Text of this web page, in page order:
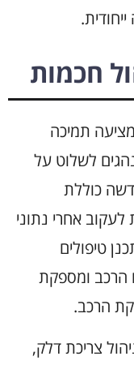
חכמות
ה-Hyundai Elantra לשנת 2025 מציעה תמיכה
לשלוט על
כוללת
אחרי נתוני
טיפולים
הרכב ומספקת
הרכב.
צריכת דלק,